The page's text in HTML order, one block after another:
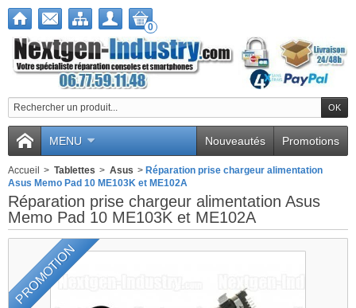
Nous utilisons des
cookies
Nous utilisons des cookies et d'autres
technologies de suivi pour améliorer
votre expérience de navigation sur
notre site, pour vous montrer un
contenu personnalisé et des publicités
ciblées, pour analyser le trafic de notre
site et pour comprendre la provenance
0
MENU Promotions
Nouveautés
Accueil > Tablettes > Asus > Réparation prise chargeur alimentation
Asus Memo Pad 10 ME103K et ME102A
Réparation prise chargeur alimentation Asus
Memo Pad 10 ME103K et ME102A
PROMOTION